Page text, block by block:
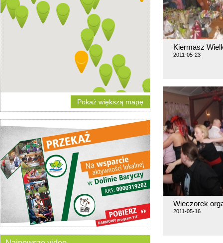
Pokaż większą mapę
Kiermasz
2011-05-23
Wieczorek
2011-05-16